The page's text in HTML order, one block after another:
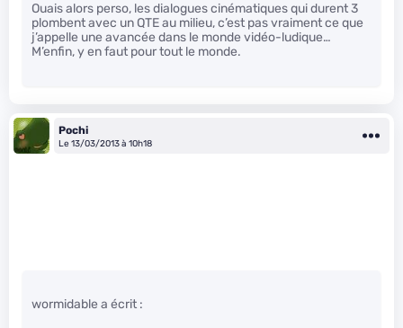
Ouais alors perso, les dialogues cinématiques qui durent 3
plombent avec un QTE au milieu, c’est pas vraiment ce que
j’appelle une avancée dans le monde vidéo-ludique…
M’enfin, y en faut pour tout le monde.
Pochi
Le 13/03/2013 à 10h18
wormidable a écrit :